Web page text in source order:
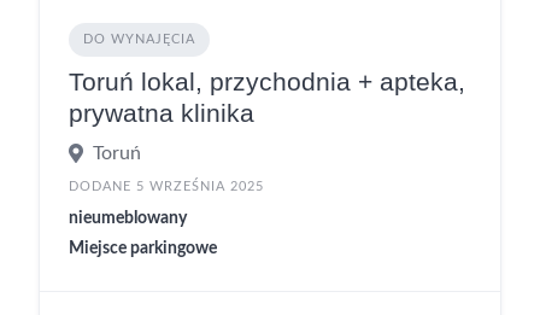
DO WYNAJĘCIA
Toruń lokal, przychodnia + apteka,
prywatna klinika
Toruń
DODANE 5 WRZEŚNIA 2025
nieumeblowany
Miejsce parkingowe